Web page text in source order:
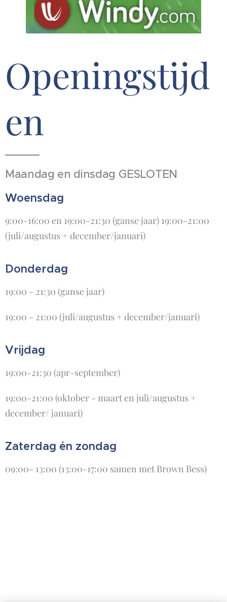
Openingstijd
en
Maandag en dinsdag GESLOTEN
Woensdag
9:00-16:00 en 19:00-21:30 (ganse jaar) 19:00-21:00
(juli/augustus + december/januari)
Donderdag
19:00 - 21:30 (ganse jaar)
19:00 - 21:00 (juli/augustus + december/januari)
Vrijdag
19:00-21:30 (apr-september)
19:00-21:00 (oktober - maart en juli/augustus +
december/ januari)
Zaterdag én zondag
09:00- 13:00 (13:00-17:00 samen met Brown Bess)